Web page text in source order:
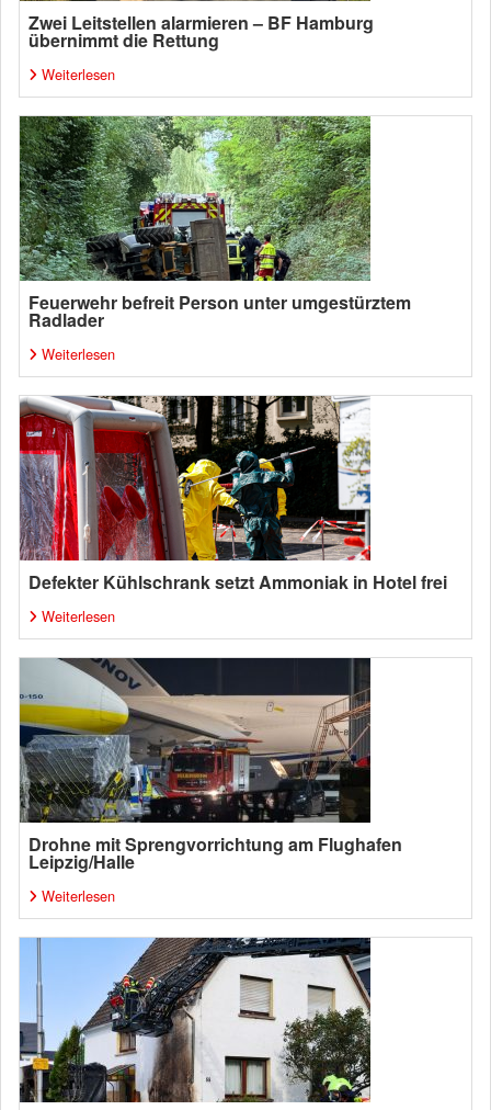
Zwei Leitstellen alarmieren – BF Hamburg
übernimmt die Rettung
Weiterlesen
Feuerwehr befreit Person unter umgestürztem
Radlader
Weiterlesen
Defekter Kühlschrank setzt Ammoniak in Hotel frei
Weiterlesen
Drohne mit Sprengvorrichtung am Flughafen
Leipzig/Halle
Weiterlesen